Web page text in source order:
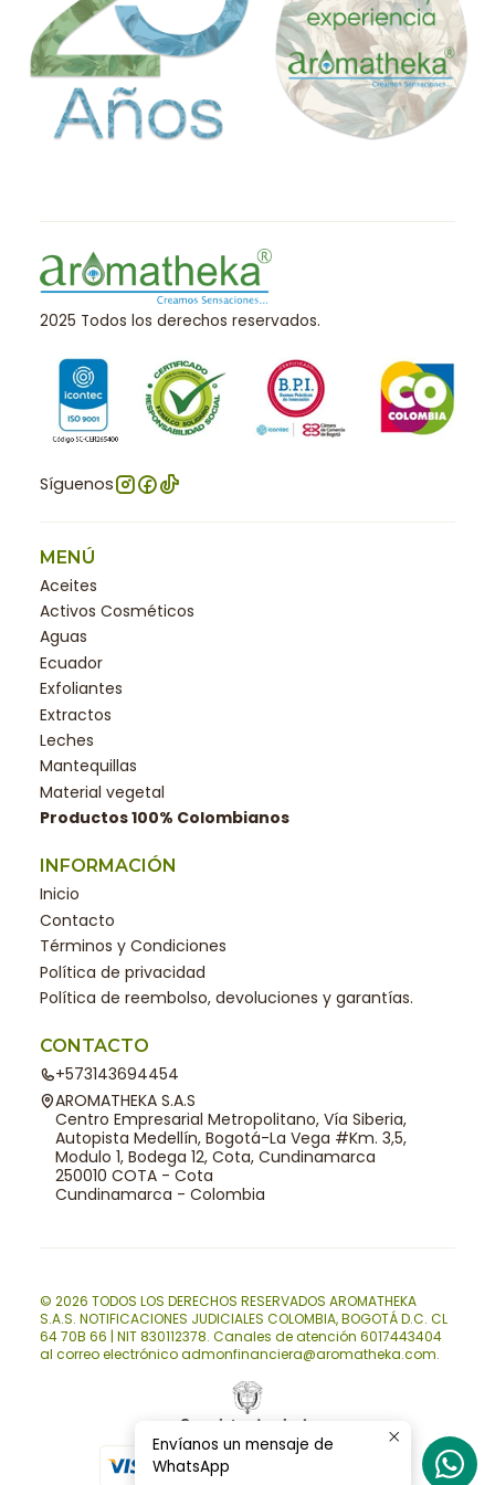
2025 Todos los derechos reservados.
Síguenos
MENÚ
Aceites
Activos Cosméticos
Aguas
Ecuador
Exfoliantes
Extractos
Leches
Mantequillas
Material vegetal
Productos 100% Colombianos
INFORMACIÓN
Inicio
Contacto
Términos y Condiciones
Política de privacidad
Política de reembolso, devoluciones y garantías.
CONTACTO
+573143694454
AROMATHEKA S.A.S
Centro Empresarial Metropolitano, Vía Siberia,
Autopista Medellín, Bogotá-La Vega #Km. 3,5,
Modulo 1, Bodega 12, Cota, Cundinamarca
250010 COTA - Cota
Cundinamarca - Colombia
© 2026 TODOS LOS DERECHOS RESERVADOS AROMATHEKA
S.A.S. NOTIFICACIONES JUDICIALES COLOMBIA, BOGOTÁ D.C. CL
64 70B 66 | NIT 830112378. Canales de atención 6017443404
al correo electrónico admonfinanciera@aromatheka.com.
Envíanos un mensaje de
WhatsApp